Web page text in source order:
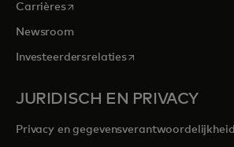
Carrièresopens in a new tab
Newsroom
Investeerdersrelatiesopens in a new tab
JURIDISCH EN PRIVACY
Privacy en gegevensverantwoordelijkheid